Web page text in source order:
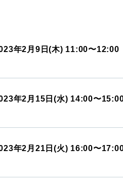
年2月9日(木) 11:00〜12:00
年2月15日(水) 14:00〜
年2月21日(火) 16:00〜